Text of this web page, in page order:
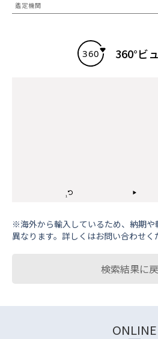
鑑定機関
360°ビ
※海外から輸⼊しているため、納期
異なります。詳しくはお問い合わせく
検索結果に
ONLINE